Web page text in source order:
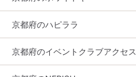
京都府のハピララ
京都府のイベントクラブアクセス